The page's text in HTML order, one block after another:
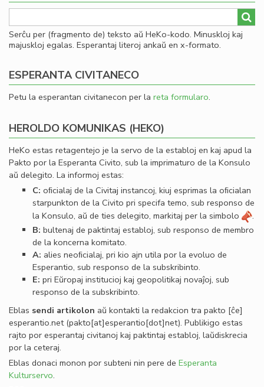
Serĉu per (fragmento de) teksto aŭ HeKo-kodo. Minuskloj kaj
majuskloj egalas. Esperantaj literoj ankaŭ en x-formato.
ESPERANTA CIVITANECO
Petu la esperantan civitanecon per la reta formularo.
HEROLDO KOMUNIKAS (HEKO)
HeKo estas retagentejo je la servo de la establoj en kaj apud la
Pakto por la Esperanta Civito, sub la imprimaturo de la Konsulo
aŭ delegito. La informoj estas:
C: oﬁcialaj de la Civitaj instancoj, kiuj esprimas la oﬁcialan
starpunkton de la Civito pri specifa temo, sub responso de
la Konsulo, aŭ de ties delegito, markitaj per la simbolo
.
B: bultenaj de paktintaj establoj, sub responso de membro
de la koncerna komitato.
A: alies neoﬁcialaj, pri kio ajn utila por la evoluo de
Esperantio, sub responso de la subskribinto.
E: pri Eŭropaj institucioj kaj geopolitikaj novaĵoj, sub
responso de la subskribinto.
Eblas sendi artikolon aŭ kontakti la redakcion tra pakto [ĉe]
esperantio.net(pakto[at]esperantio[dot]net). Publikigo estas
rajto por esperantaj civitanoj kaj paktintaj establoj, laŭdiskrecia
por la ceteraj.
Eblas donaci monon por subteni nin pere de Esperanta
Kulturservo.